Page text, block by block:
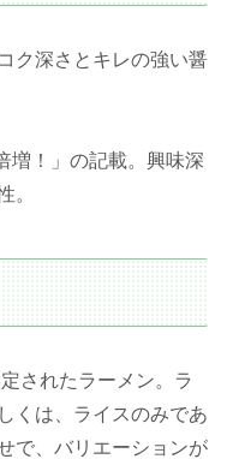
ク深さとキレの強い醤
増！」の記載。興味深
。
されたラーメン。ラ
くは、ライスのみであ
で、バリエーションが